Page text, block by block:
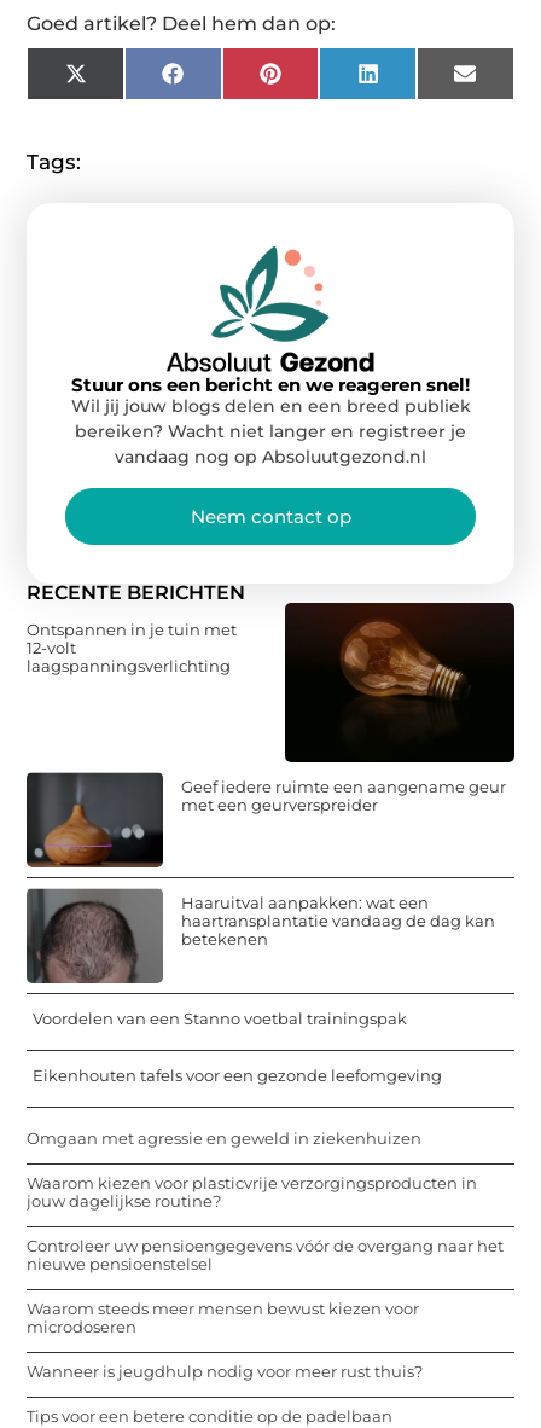
Goed artikel? Deel hem dan op:
X
(Twitter)
FacebookPinterestLinkedInEmail
Tags:
RECENTE BERICHTEN
Ontspannen in je tuin met
12-volt
laagspanningsverlichting
Geef iedere ruimte een aangename geur
met een geurverspreider
Haaruitval aanpakken: wat een
haartransplantatie vandaag de dag kan
betekenen
Voordelen van een Stanno voetbal trainingspak
Eikenhouten tafels voor een gezonde leefomgeving
Omgaan met agressie en geweld in ziekenhuizen
Waarom kiezen voor plasticvrije verzorgingsproducten in
jouw dagelijkse routine?
Controleer uw pensioengegevens vóór de overgang naar het
nieuwe pensioenstelsel
Waarom steeds meer mensen bewust kiezen voor
microdoseren
Wanneer is jeugdhulp nodig voor meer rust thuis?
Tips voor een betere conditie op de padelbaan
Stuur ons een bericht en we reageren snel!
Wil jij jouw blogs delen en een breed publiek
bereiken? Wacht niet langer en registreer je
vandaag nog op Absoluutgezond.nl
Neem contact op